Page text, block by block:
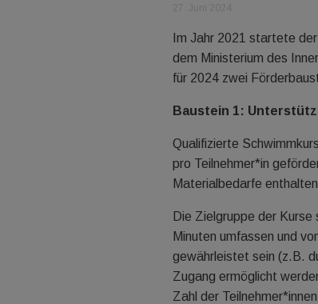
Im Jahr 2021 startete
dem Ministerium des
für 2024 zwei
Baustein 1:
Qualifizierte
pro Teilnehmer*in
Materialbedarfe
Die Zielgruppe der Kurse
Minuten umfassen und
gewährleistet sein (z.B.
Zugang ermöglicht
Zahl der